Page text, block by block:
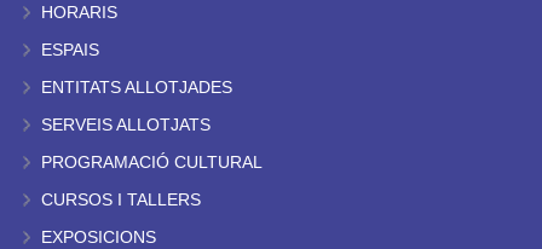
HORARIS
ESPAIS
ENTITATS ALLOTJADES
SERVEIS ALLOTJATS
PROGRAMACIÓ CULTURAL
CURSOS I TALLERS
EXPOSICIONS